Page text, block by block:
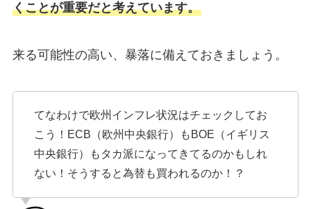
くことが重要だと考えています。
来る可能性の高い、暴落に備えておきましょう。
てなわけで欧州インフレ状況はチェックしてお
こう！ECB（欧州中央銀行）もBOE（イギリス
中央銀行）もタカ派になってきてるのかもしれ
ない！そうすると為替も買われるのか！？